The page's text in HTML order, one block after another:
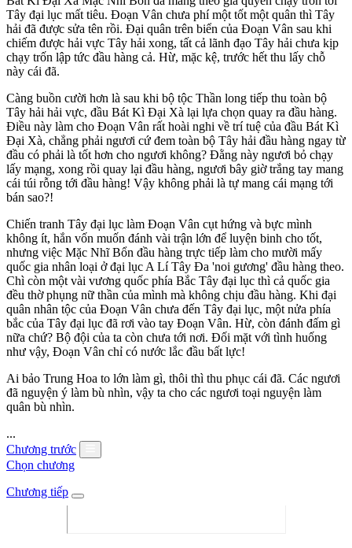
Tây đại lục mất tiêu. Đoạn Vân chưa phí một tốt một quân thì Tây
hải đã được sửa tên rồi. Đại quân trên biển của Đoạn Vân sau khi
chiếm được hải vực Tây hải xong, tất cả lãnh đạo Tây hải chưa kịp
chạy trốn lập tức đầu hàng cả. Hừ, mặc kệ, trước hết thu lấy chỗ
này cái đã.
Càng buồn cười hơn là sau khi bộ tộc Thần long tiếp thu toàn bộ
Tây hải hải vực, đầu Bát Kì Đại Xà lại lựa chọn quay ra đầu hàng.
Điều này làm cho Đoạn Vân rất hoài nghi về trí tuệ của đầu Bát Kì
Đại Xà, chẳng phải ngươi cứ đem toàn bộ Tây hải đầu hàng ngay từ
đầu có phải là tốt hơn cho ngươi không? Đằng này ngươi bỏ chạy
lấy mạng, xong rồi quay lại đầu hàng, ngươi bây giờ trắng tay mang
cái túi rỗng tới đầu hàng! Vậy không phải là tự mang cái mạng tới
bán sao?!
Chiến tranh Tây đại lục làm Đoạn Vân cụt hứng và bực mình
không ít, hắn vốn muốn đánh vài trận lớn để luyện binh cho tốt,
nhưng việc Mặc Nhĩ Bổn đầu hàng trực tiếp làm cho mười mấy
quốc gia nhân loại ở đại lục A Lí Tây Đa 'noi gương' đầu hàng theo.
Chì còn một vài vương quốc phía Bắc Tây đại lục thì cả quốc gia
đều thờ phụng nữ thần của mình mà không chịu đầu hàng. Khi đại
quân nhân tộc của Đoạn Vân chưa đến Tây đại lục, một nửa phía
bắc của Tây đại lục đã rơi vào tay Đoạn Vân. Hừ, còn đánh đấm gì
nữa chứ? Bộ đội của ta còn chưa tới nơi. Đối mặt với tình huống
như vậy, Đoạn Vân chỉ có nước lắc đầu bất lực!
Ai bảo Trung Hoa to lớn làm gì, thôi thì thu phục cái đã. Các ngươi
đã nguyện ý làm bù nhìn, vậy ta cho các ngươi toại nguyện làm
quân bù nhìn.
...
Chương trước
Chọn chương
Chương tiếp